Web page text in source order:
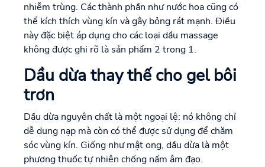
nhiễm trùng. Các thành phần như nước hoa cũng có
thể kích thích vùng kín và gây bỏng rát mạnh. Điều
này đặc biệt áp dụng cho các loại dầu massage
không được ghi rõ là sản phẩm 2 trong 1.
Dầu dừa thay thế cho gel bôi
trơn
Dầu dừa nguyên chất là một ngoại lệ: nó không chỉ
dễ dung nạp mà còn có thể được sử dụng để chăm
sóc vùng kín. Giống như mật ong, dầu dừa là một
phương thuốc tự nhiên chống nấm âm đạo.